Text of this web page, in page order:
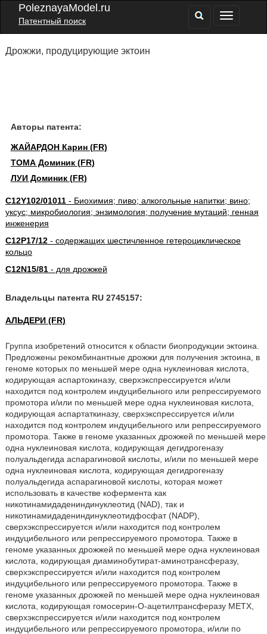
PoleznayaModel.ru
Патентный поиск
Дрожжи, продуцирующие эктоин
Авторы патента:
ЖАЙАРДОН Карин (FR)
ТОМА Доминик (FR)
ЛУИ Доминик (FR)
C12Y102/01011- Биохимия; пиво; алкогольные напитки; вино;
уксус; микробиология; энзимология; получение мутаций; генная
инженерия
C12P17/12- содержащих шестичленное гетероциклическое
кольцо
C12N15/81- для дрожжей
Владельцы патента RU 2745157:
АЛЬДЕРИ (FR)
Группа изобретений относится к области биопродукции эктоина.
Предложены рекомбинантные дрожжи для получения эктоина, в
геноме которых по меньшей мере одна нуклеиновая кислота,
кодирующая аспартокиназу, сверхэкспрессируется и/или
находится под контролем индуцибельного или репрессируемого
промотора и/или по меньшей мере одна нуклеиновая кислота,
кодирующая аспартаткиназу, сверхэкспрессируется и/или
находится под контролем индуцибельного или репрессируемого
промотора. Также в геноме указанных дрожжей по меньшей мере
одна нуклеиновая кислота, кодирующая дегидрогеназу
полуальдегида аспарагиновой кислоты, и/или по меньшей мере
одна нуклеиновая кислота, кодирующая дегидрогеназу
полуальдегида аспарагиновой кислоты, которая может
использовать в качестве кофермента как
никотинамидадениндинуклеотид (NAD), так и
никотинамидадениндинуклеотидфосфат (NADP),
сверхэкспрессируется и/или находится под контролем
индуцибельного или репрессируемого промотора. Также в
геноме указанных дрожжей по меньшей мере одна нуклеиновая
кислота, кодирующая диаминобутират-аминотрансферазу,
сверхэкспрессируется и/или находится под контролем
индуцибельного или репрессируемого промотора. Также в
геноме указанных дрожжей по меньшей мере одна нуклеиновая
кислота, кодирующая гомосерин-O-ацетилтрансферазу METX,
сверхэкспрессируется и/или находится под контролем
индуцибельного или репрессируемого промотора, и/или по